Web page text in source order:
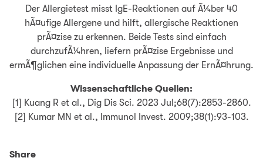
Der Allergietest misst IgE-Reaktionen auf Ã¼ber 40
hÃ¤ufige Allergene und hilft, allergische Reaktionen
prÃ¤zise zu erkennen. Beide Tests sind einfach
durchzufÃ¼hren, liefern prÃ¤zise Ergebnisse und
ermÃ¶glichen eine individuelle Anpassung der ErnÃ¤hrung.
Wissenschaftliche Quellen:
[1] Kuang R et al., Dig Dis Sci. 2023 Jul;68(7):2853-2860.
[2] Kumar MN et al., Immunol Invest. 2009;38(1):93-103.
Share